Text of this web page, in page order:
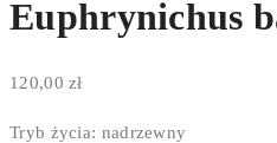
Euphrynichus
120,00zł
Tryb życia: nadrzewny